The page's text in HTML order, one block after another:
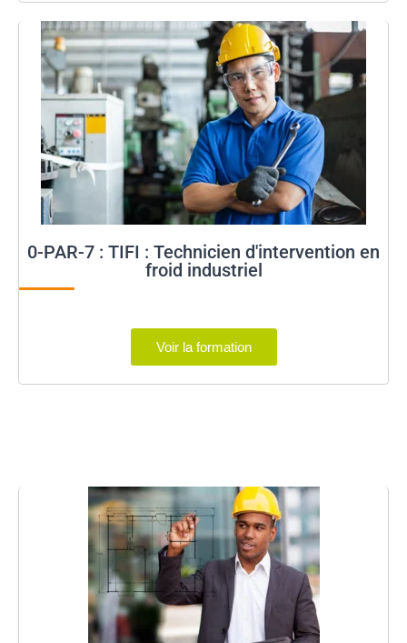
0-PAR-7 : TIFI : Technicien d'intervention en
froid industriel
Voir la formation